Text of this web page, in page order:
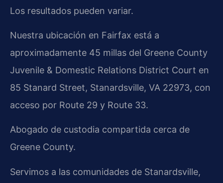
Los resultados pueden variar.
Nuestra ubicación en Fairfax está a
aproximadamente 45 millas del Greene County
Juvenile & Domestic Relations District Court en
85 Stanard Street, Stanardsville, VA 22973, con
acceso por Route 29 y Route 33.
Abogado de custodia compartida cerca de
Greene County.
Servimos a las comunidades de Stanardsville,